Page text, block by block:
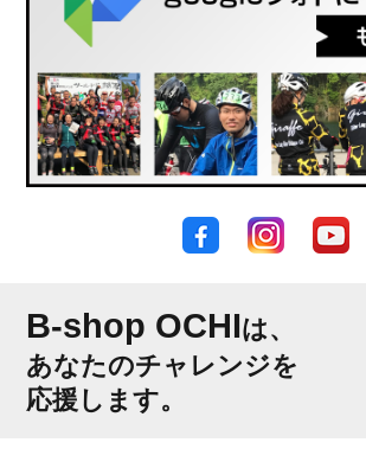
B-shop OCHIは、
あなたのチャレンジを
応援します。